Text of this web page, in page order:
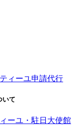
ィーユ申請代行
いて
ーユ・駐日大使館